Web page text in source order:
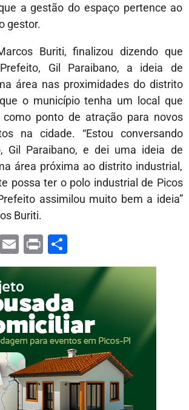
a gestão do espaço pertence ao
gestor.
Buriti, finalizou dizendo que
Gil Paraibano, a ideia de
área nas proximidades do distrito
o município tenha um local que
como ponto de atração para novos
na cidade. “Estou conversando
Gil Paraibano, e dei uma ideia de
área próxima ao distrito industrial,
possa ter o polo industrial de Picos
assimilou muito bem a ideia”
Buriti.
Twitter
EmailPrint